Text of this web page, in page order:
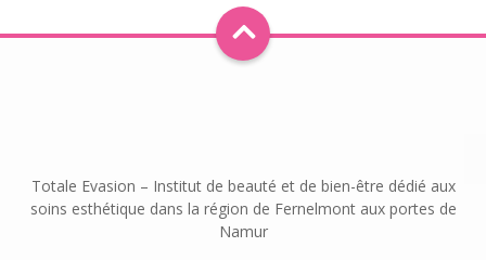
Totale Evasion – Institut de beauté et de bien-être dédié aux
soins esthétique dans la région de Fernelmont aux portes de
Namur